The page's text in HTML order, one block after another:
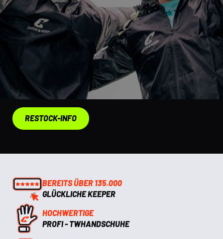
RESTOCK-INFO
BEREITS ÜBER 135.000
GLÜCKLICHE KEEPER
HOCHWERTIGE
PROFI - TWHANDSCHUHE